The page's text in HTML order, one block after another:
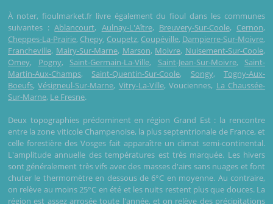
À noter, fioulmarket.fr livre également du fioul dans les communes
suivantes :Ablancourt, Aulnay-L'Aître, Breuvery-Sur-Coole, Cernon,
Cheppes-La-Prairie, Chepy, Coupetz, Coupéville, Dampierre-Sur-Moivre,
Francheville, Mairy-Sur-Marne, Marson, Moivre, Nuisement-Sur-Coole,
Omey, Pogny, Saint-Germain-La-Ville, Saint-Jean-Sur-Moivre, Saint-
Martin-Aux-Champs, Saint-Quentin-Sur-Coole, Songy,Togny-Aux-
Boeufs,Vésigneul-Sur-Marne, Vitry-La-Ville, Vouciennes, La Chaussée-
Sur-Marne, Le Fresne.
Deux topographies prédominent en région Grand Est : la rencontre
entre la zone viticole Champenoise, la plus septentrionale de France, et
celle forestière des Vosges fait apparaître un climat semi-continental.
L'amplitude annuelle des températures est très marquée. Les hivers
sont généralement très vifs avec des masses d'airs sans nuages et font
chuter le thermomètre en dessous de 6°C en moyenne. Au contraire,
on relève au moins 25°C en été et les nuits restent plus que douces. La
région est assez arrosée toute l'année, et on relève des précipitations